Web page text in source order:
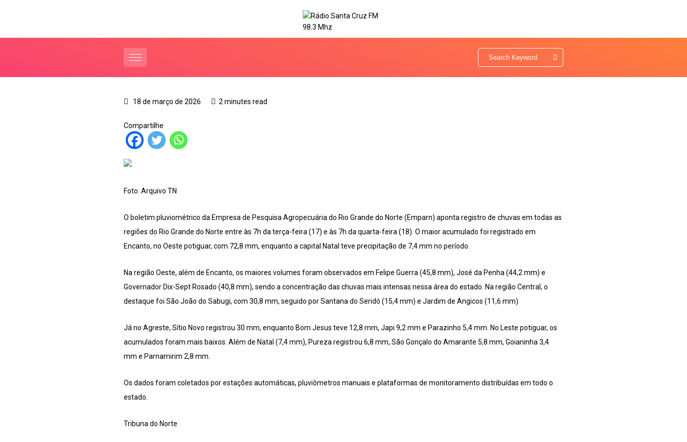
18 de março de 2026 2 minutes read
Compartilhe
Foto: Arquivo TN
O boletim pluviométrico da Empresa de Pesquisa Agropecuária do Rio Grande do Norte (Emparn) aponta registro de chuvas em todas as
regiões do Rio Grande do Norte entre às 7h da terça-feira (17) e às 7h da quarta-feira (18). O maior acumulado foi registrado em
Encanto, no Oeste potiguar, com 72,8 mm, enquanto a capital Natal teve precipitação de 7,4 mm no período.
Na região Oeste, além de Encanto, os maiores volumes foram observados em Felipe Guerra (45,8 mm), José da Penha (44,2 mm) e
Governador Dix-Sept Rosado (40,8 mm), sendo a concentração das chuvas mais intensas nessa área do estado. Na região Central, o
destaque foi São João do Sabugi, com 30,8 mm, seguido por Santana do Seridó (15,4 mm) e Jardim de Angicos (11,6 mm)
Já no Agreste, Sítio Novo registrou 30 mm, enquanto Bom Jesus teve 12,8 mm, Japi 9,2 mm e Parazinho 5,4 mm. No Leste potiguar, os
acumulados foram mais baixos. Além de Natal (7,4 mm), Pureza registrou 6,8 mm, São Gonçalo do Amarante 5,8 mm, Goianinha 3,4
mm e Parnamirim 2,8 mm.
Os dados foram coletados por estações automáticas, pluviômetros manuais e plataformas de monitoramento distribuídas em todo o
estado.
Tribuna do Norte